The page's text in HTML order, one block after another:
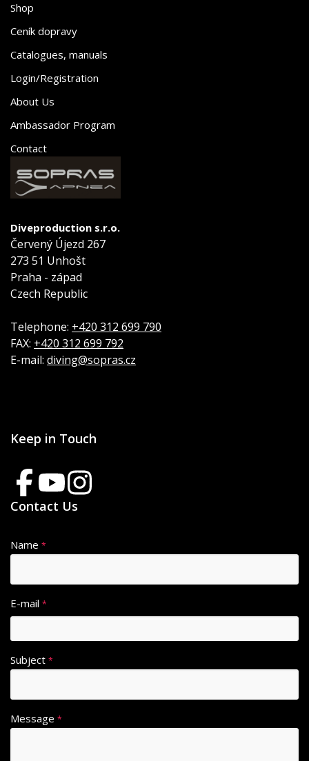
Shop
Ceník dopravy
Catalogues, manuals
Login/Registration
About Us
Ambassador Program
Contact
Diveproduction s.r.o.
Červený Újezd 267
273 51 Unhošt
Praha - západ
Czech Republic
Telephone: +420 312 699 790
FAX: +420 312 699 792
E-mail: diving@sopras.cz
Keep in Touch
Contact Us
Name *
E-mail *
Subject *
Message *